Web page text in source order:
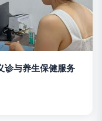
诊与养生保健服务